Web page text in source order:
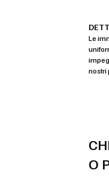
Le
nostri
O